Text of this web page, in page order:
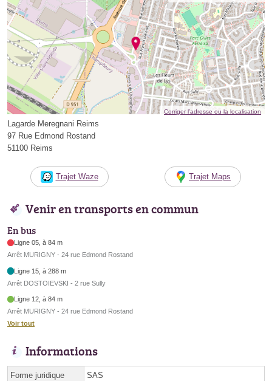
Corriger l’adresse ou la localisation
Lagarde Meregnani Reims
97 Rue Edmond Rostand
51100 Reims
Trajet Waze Trajet Maps
Venir en transports en commun
En bus
Ligne 05, à 84 m
Arrêt MURIGNY - 24 rue Edmond Rostand
Ligne 15, à 288 m
Arrêt DOSTOIEVSKI - 2 rue Sully
Ligne 12, à 84 m
Arrêt MURIGNY - 24 rue Edmond Rostand
Voir tout
Informations
Forme juridique SAS